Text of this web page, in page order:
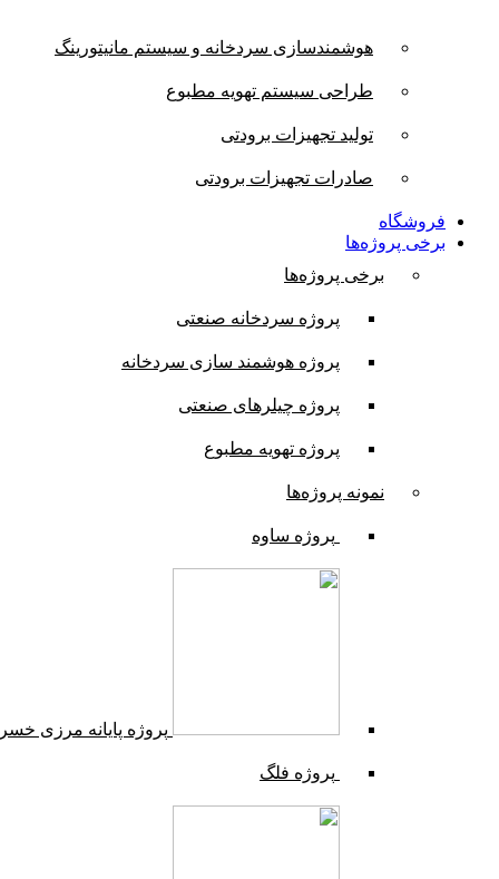
هوشمندسازی سردخانه و سیستم مانیتورینگ
طراحی سیستم تهویه مطبوع
تولید تجهیزات برودتی
صادرات تجهیزات برودتی
فروشگاه
برخی پروژه‌ها
برخی پروژه‌ها
پروژه سردخانه صنعتی
پروژه هوشمند سازی سردخانه
پروژه چیلرهای صنعتی
پروژه تهویه مطبوع
نمونه پروژه‌ها
پروژه ساوه
پروژه پایانه مرزی
پروژه فلگ